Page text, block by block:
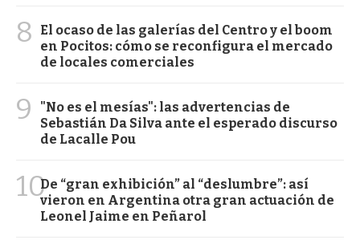
8
El ocaso de las galerías del Centro y el boom
en Pocitos: cómo se reconfigura el mercado
de locales comerciales
9
"No es el mesías": las advertencias de
Sebastián Da Silva ante el esperado discurso
de Lacalle Pou
10De “gran exhibición” al “deslumbre”: así
vieron en Argentina otra gran actuación de
Leonel Jaime en Peñarol